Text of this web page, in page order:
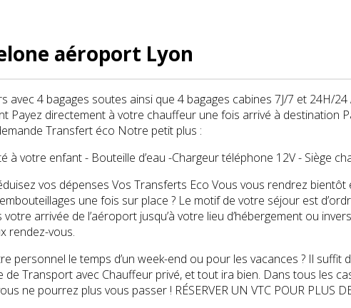
aéroport Lyon
avec 4 bagages soutes ainsi que 4 bagages cabines 7J/7 et 24H/
Payez directement à votre chauffeur une fois arrivé à destination
Transfert éco Notre petit plus :
à votre enfant - Bouteille d’eau -Chargeur téléphone 12V - Siège
vos dépenses Vos Transferts Eco Vous vous rendrez bientôt
une fois sur place ? Le motif de votre séjour est
arrivée de l’aéroport jusqu’à votre lieu d’hébergement ou
rendez-vous.
personnel le temps d’un week-end ou pour les vacances ? Il
de Transport avec Chauffeur privé, et tout ira bien. Dans tous les
ne pourrez plus vous passer ! RÉSERVER UN VTC POUR PLUS